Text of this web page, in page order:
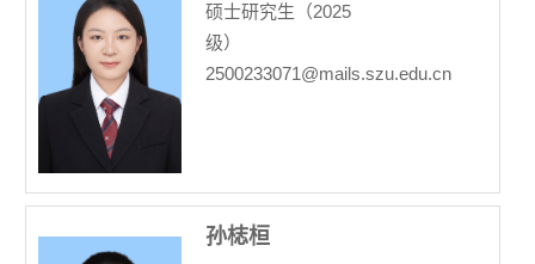
硕士研究生（2025
级）
2500233071@mails.szu.edu.cn
孙梽桓